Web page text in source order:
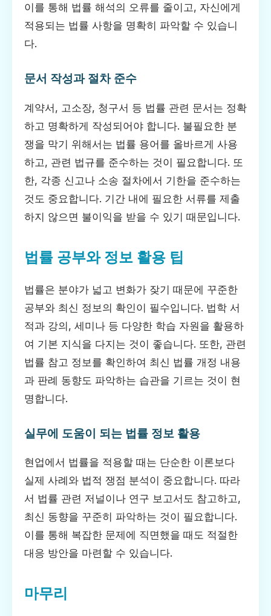
이를 통해 법률 해석의 오류를 줄이고, 자신에게
적용되는 법률 사항을 명확히 파악할 수 있습니
다.
문서 작성과 절차 준수
계약서, 고소장, 청구서 등 법률 관련 문서는 정확
하고 명확하게 작성되어야 합니다. 불필요한 분
쟁을 막기 위해서는 법률 용어를 올바르게 사용
하고, 관련 법규를 준수하는 것이 필요합니다. 또
한, 각종 신고나 소송 절차에서 기한을 준수하는
것도 중요합니다. 기간 내에 필요한 서류를 제출
하지 않으면 불이익을 받을 수 있기 때문입니다.
법률 공부와 정보 활용 팁
법률은 분야가 넓고 변화가 잦기 때문에 꾸준한
공부와 최신 정보의 확인이 필수입니다. 법학 서
적과 강의, 세미나 등 다양한 학습 자원을 활용하
여 기본 지식을 다지는 것이 좋습니다. 또한, 관련
법률 참고 정보를 확인하여 최신 법률 개정 내용
과 판례 동향도 파악하는 습관을 기르는 것이 현
명합니다.
실무에 도움이 되는 법률 정보 활용
현업에서 법률을 적용할 때는 단순한 이론보다
실제 사례와 법적 쟁점 분석이 중요합니다. 따라
서 법률 관련 저널이나 연구 보고서도 참고하고,
최신 동향을 꾸준히 파악하는 것이 필요합니다.
이를 통해 복잡한 문제에 직면했을 때도 적절한
대응 방안을 마련할 수 있습니다.
마무리